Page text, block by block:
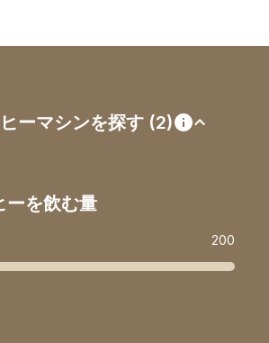
ーマシンを探す (2)
ーを飲む量
200